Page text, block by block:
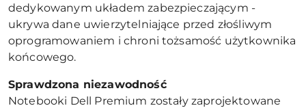
dedykowanym układem zabezpieczającym -
ukrywa dane uwierzytelniające przed złośliwym
oprogramowaniem i chroni tożsamość użytkownika
końcowego.
Sprawdzona niezawodność
Notebooki Dell Premium zostały zaprojektowane